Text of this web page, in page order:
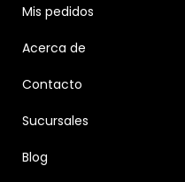
Mis pedidos
Acerca de
Contacto
Sucursales
Blog